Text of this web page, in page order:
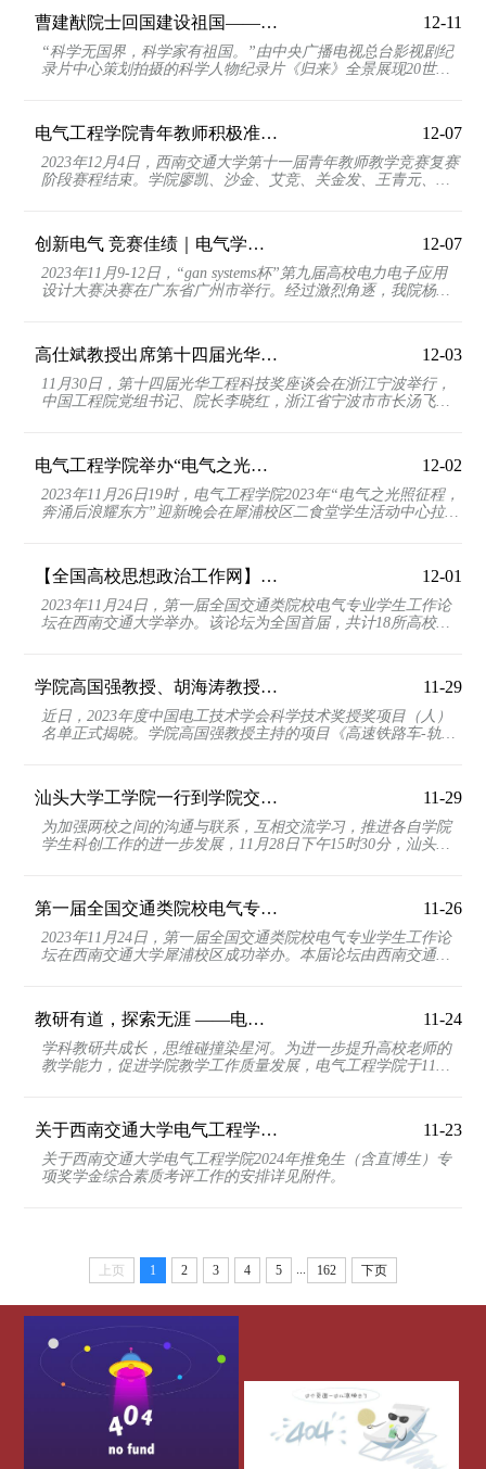
曹建猷院士回国建设祖国——央视纪录片《归来》预告 12-11
“科学无国界，科学家有祖国。”由中央广播电视总台影视剧纪
录片中心策划拍摄的科学人物纪录片《归来》全景展现20世纪
电气工程学院青年教师积极准备参与学校第十一届青年教师教学竞赛复赛 12-07
2023年12月4日，西南交通大学第十一届青年教师教学竞赛复赛
阶段赛程结束。学院廖凯、沙金、艾竞、关金发、王青元、杨
创新电气 竞赛佳绩｜电气学子在“gan systems”杯第九届高校电力电子应用设计大赛... 12-07
2023年11月9-12日，“gan systems杯”第九届高校电力电子应用
设计大赛决赛在广东省广州市举行。经过激烈角逐，我院杨顺
高仕斌教授出席第十四届光华工程科技奖座谈会 12-03
11月30日，第十四届光华工程科技奖座谈会在浙江宁波举行，
中国工程院党组书记、院长李晓红，浙江省宁波市市长汤飞
电气工程学院举办“电气之光照征程，奔涌后浪耀东方”2023年迎新晚会 12-02
2023年11月26日19时，电气工程学院2023年“电气之光照征程，
奔涌后浪耀东方”迎新晚会在犀浦校区二食堂学生活动中心拉开
【全国高校思想政治工作网】西南交通大学：主办首届全国交通类院校电气专业学生工... 12-01
2023年11月24日，第一届全国交通类院校电气专业学生工作论
坛在西南交通大学举办。该论坛为全国首届，共计18所高校的
学院高国强教授、胡海涛教授分别获得2023年度电工技术学会科技进步一等奖和青年科... 11-29
近日，2023年度中国电工技术学会科学技术奖授奖项目（人）
名单正式揭晓。学院高国强教授主持的项目《高速铁路车-轨移
汕头大学工学院一行到学院交流学习 11-29
为加强两校之间的沟通与联系，互相交流学习，推进各自学院
学生科创工作的进一步发展，11月28日下午15时30分，汕头大
第一届全国交通类院校电气专业学生工作论坛在西南交通大学成功举办 11-26
2023年11月24日，第一届全国交通类院校电气专业学生工作论
坛在西南交通大学犀浦校区成功举办。本届论坛由西南交通大
教研有道，探索无涯 ——电气工程学院开展e途有我，青年教师教学理念和技巧主题讲座 11-24
学科教研共成长，思维碰撞染星河。为进一步提升高校老师的
教学能力，促进学院教学工作质量发展，电气工程学院于11月
关于西南交通大学电气工程学院2024年推免生（含直博生） 专项奖学金综合素质考评工... 11-23
关于西南交通大学电气工程学院2024年推免生（含直博生）专
项奖学金综合素质考评工作的安排详见附件。
上页 1 2 3 4 5 162 下页